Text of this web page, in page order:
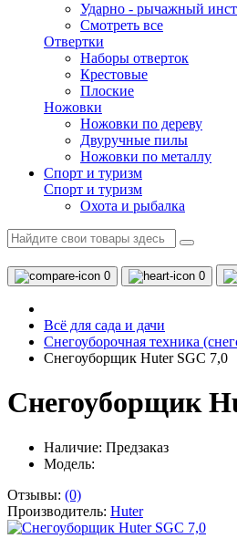
Ударно - рычажный
Смотреть все
Отвертки
Наборы отверток
Крестовые
Плоские
Ножовки
Ножовки по дереву
Двуручные пилы
Ножовки по металлу
Спорт и туризм
Спорт и туризм
Охота и рыбалка
0 0
Всё для сада и дачи
Снегоуборочная техника
Снегоуборщик Huter SGC 7,0
Снегоуборщик
Наличие: Предзаказ
Модель:
Отзывы: (0)
Производитель: Huter